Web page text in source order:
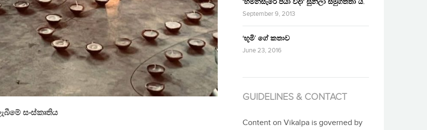
සංස්කෘතිය
‘හිමින්සැරේ පියා විදා‘ සුනිලා සමුගත්තා ය.
September 9, 2013
‘භූමි’ ගේ කතාව
June 23, 2016
GUIDELINES & CONTACT
Content on Vikalpa is governed by